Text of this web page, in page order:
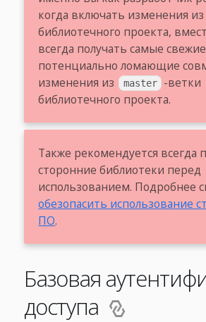
когда включать изменения из
библиотечного проекта,
всегда получать самые
потенциально ломающие
изменения из
master
-ветки
библиотечного проекта.
Также рекомендуется всегда
сторонние библиотеки перед
использованием. Подробнее
обезопасить использование
ПО.
Базовая
доступа